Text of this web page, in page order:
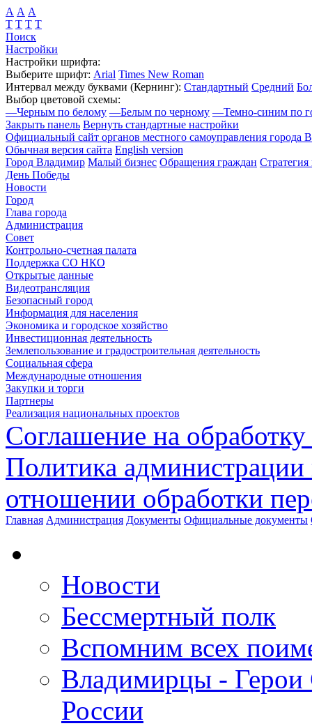
А А А
Т Т Т Т
Поиск
Настройки
Настройки шрифта:
Выберите шрифт: Arial Times New Roman
Интервал между буквами (Кернинг): Стандартный Средний
Выбор цветовой схемы:
—Черным по белому —Белым по черному —Темно-синим по
Закрыть панель Вернуть стандартные настройки
Официальный сайт органов местного самоуправления города
Обычная версия сайта English version
Город Владимир Малый бизнес Обращения граждан Стратегия
День Победы
Новости
Город
Глава города
Администрация
Совет
Контрольно-счетная палата
Поддержка СО НКО
Открытые данные
Видеотрансляция
Безопасный город
Информация для населения
Экономика и городское хозяйство
Инвестиционная деятельность
Землепользование и градостроительная деятельность
Социальная сфера
Международные отношения
Закупки и торги
Партнеры
Реализация национальных проектов
Соглашение на
Политика
отношении обработки
Главная Администрация Документы Официальные документы
Новости
Бессмертный полк
Вспомним всех
Владимирцы - Герои
России